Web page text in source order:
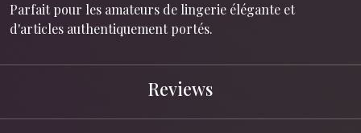
Parfait pour les amateurs de lingerie élégante et
d'articles authentiquement portés.
Reviews